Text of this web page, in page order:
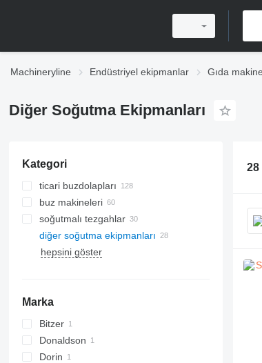
Machineryline Endüstriyel ekipmanlar Gıda
Diğer Soğutma Ekipmanları
Kategori
ticari buzdolapları
buz makineleri
soğutmalı tezgahlar
diğer soğutma ekipmanları
hepsini göster
Marka
Bitzer
Donaldson
Dorin
28